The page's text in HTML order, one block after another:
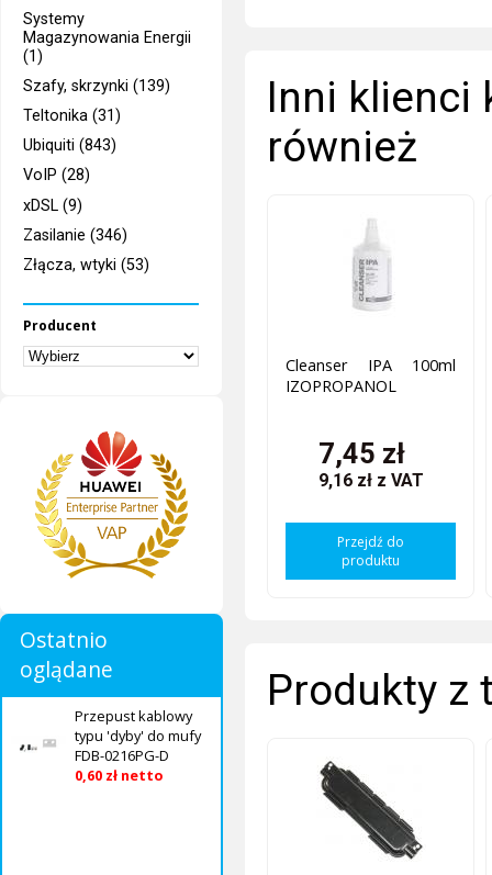
Systemy
Magazynowania Energii
(1)
Szafy, skrzynki (139)
Teltonika (31)
Ubiquiti (843)
VoIP (28)
xDSL (9)
Zasilanie (346)
Złącza, wtyki (53)
Producent
Ostatnio
oglądane
Przepust kablowy
typu 'dyby' do mufy
FDB-0216PG-D
0,60 zł netto
Inni klienci
również
Cleanser IPA 100ml
IZOPROPANOL
7,45 zł
9,16 zł z VAT
Przejdź do
produktu
Produkty z